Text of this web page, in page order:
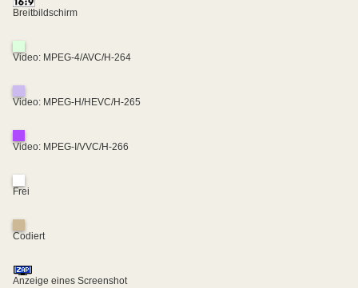
Breitbildschirm
Video: MPEG-4/AVC/H-264
Video: MPEG-H/HEVC/H-265
Video: MPEG-I/VVC/H-266
Frei
Codiert
Anzeige eines Screenshot